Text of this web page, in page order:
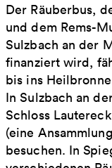
Der Räuberbus,
und dem Rems-
Sulzbach an der
finanziert wird,
bis ins
In Sulzbach an
Schloss
(eine
besuchen. In